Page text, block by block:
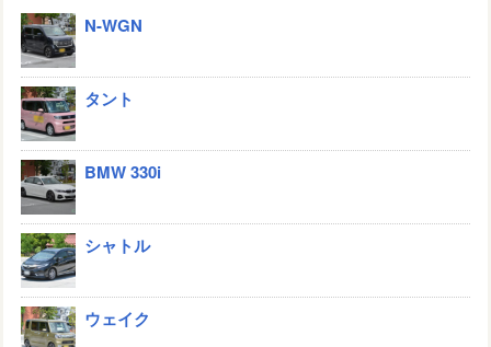
N-WGN
タント
BMW 330i
シャトル
ウェイク